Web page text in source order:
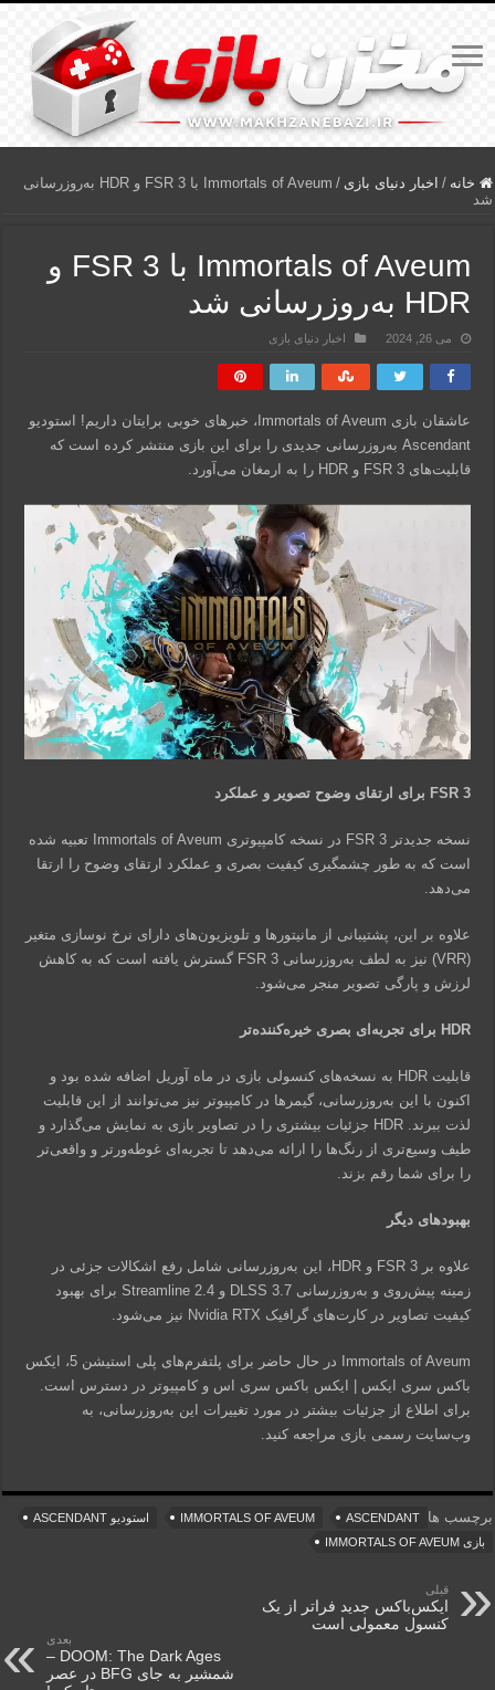
خانه / اخبار دنیای بازی /
Immortals of Aveum با FSR 3 و HDR به‌روزرسانی
شد
Immortals of Aveum با FSR 3 و
HDR به‌روزرسانی شد
می 26, 2024 اخبار دنیای بازی
عاشقان بازی Immortals of Aveum، خبرهای خوبی برایتان داریم! استودیو
Ascendant به‌روزرسانی جدیدی را برای این بازی منتشر کرده است که
قابلیت‌های FSR 3 و HDR را به ارمغان می‌آورد.
FSR 3 برای ارتقای وضوح تصویر و عملکرد
نسخه جدیدتر FSR 3 در نسخه کامپیوتری Immortals of Aveum تعبیه شده
است که به طور چشمگیری کیفیت بصری و عملکرد ارتقای وضوح را ارتقا
می‌دهد.
علاوه بر این، پشتیبانی از مانیتورها و تلویزیون‌های دارای نرخ نوسازی متغیر
(VRR) نیز به لطف به‌روزرسانی FSR 3 گسترش یافته است که به کاهش
لرزش و پارگی تصویر منجر می‌شود.
HDR برای تجربه‌ای بصری خیره‌کننده‌تر
قابلیت HDR به نسخه‌های کنسولی بازی در ماه آوریل اضافه شده بود و
اکنون با این به‌روزرسانی، گیمرها در کامپیوتر نیز می‌توانند از این قابلیت
لذت ببرند. HDR جزئیات بیشتری را در تصاویر بازی به نمایش می‌گذارد و
طیف وسیع‌تری از رنگ‌ها را ارائه می‌دهد تا تجربه‌ای غوطه‌ورتر و واقعی‌تر
را برای شما رقم بزند.
بهبودهای دیگر
علاوه بر FSR 3 و HDR، این به‌روزرسانی شامل رفع اشکالات جزئی در
زمینه پیش‌روی و به‌روزرسانی DLSS 3.7 و Streamline 2.4 برای بهبود
کیفیت تصاویر در کارت‌های گرافیک Nvidia RTX نیز می‌شود.
Immortals of Aveum در حال حاضر برای پلتفرم‌های پلی استیشن 5، ایکس
باکس سری ایکس | ایکس باکس سری اس و کامپیوتر در دسترس است.
برای اطلاع از جزئیات بیشتر در مورد تغییرات این به‌روزرسانی، به
وب‌سایت رسمی بازی مراجعه کنید.
برچسب ها ASCENDANT
IMMORTALS OF AVEUM
استودیو ASCENDANT
بازی IMMORTALS OF AVEUM
قبلی
ایکس‌باکس جدید فراتر از یک
کنسول معمولی است
بعدی
DOOM: The Dark Ages –
شمشیر به جای BFG در عصر